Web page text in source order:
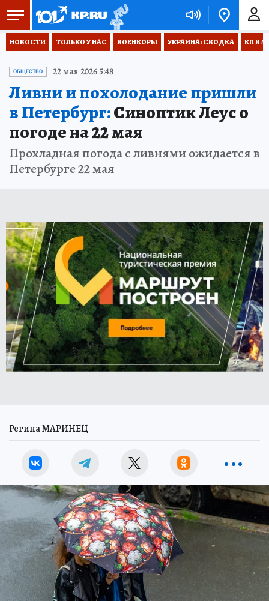
НОВОСТИ ТОЛЬКО У НАС ВОЕНКОРЫ УКРАИНА: СВОДКА КП В
ОБЩЕСТВО 22 мая 2026 5:48
Ливни и похолодание пришли
в Петербург:Синоптик Леус о
погоде на 22 мая
Прохладная погода с ливнями ожидается в
Петербурге 22 мая
Регина МАРИНЕЦ